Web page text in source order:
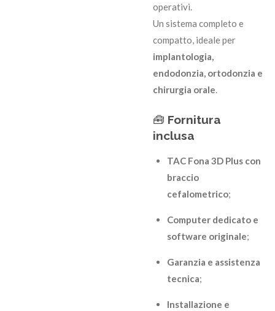
operativi.
Un sistema completo e
compatto, ideale per
implantologia,
endodonzia, ortodonzia e
chirurgia orale.
🧰 Fornitura
inclusa
TAC Fona 3D Plus con
braccio
cefalometrico;
Computer dedicato e
software originale;
Garanzia e assistenza
tecnica;
Installazione e